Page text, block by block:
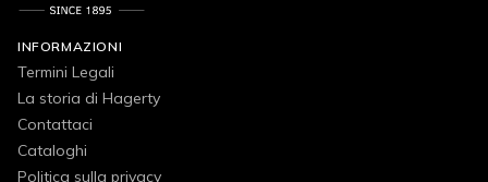
INFORMAZIONI
Termini Legali
La storia di Hagerty
Contattaci
Cataloghi
Politica sulla privacy